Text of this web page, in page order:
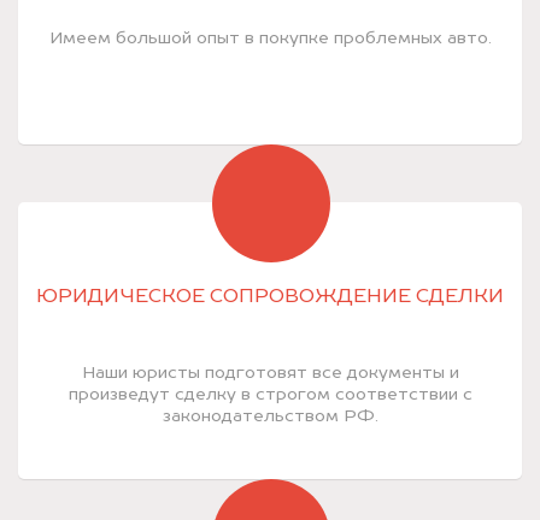
Имеем большой опыт в покупке проблемных авто.
ЮРИДИЧЕСКОЕ СОПРОВОЖДЕНИЕ СДЕЛКИ
Наши юристы подготовят все документы и
произведут сделку в строгом соответствии с
законодательством РФ.